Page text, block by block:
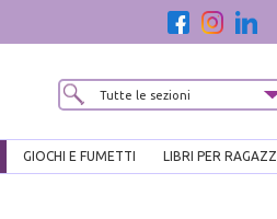
GIOCHI E FUMETTI LIBRI PER RAGAZZI